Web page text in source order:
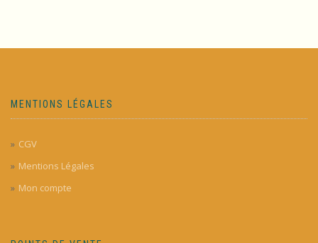
MENTIONS LÉGALES
CGV
Mentions Légales
Mon compte